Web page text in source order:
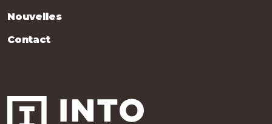
Nouvelles
Contact